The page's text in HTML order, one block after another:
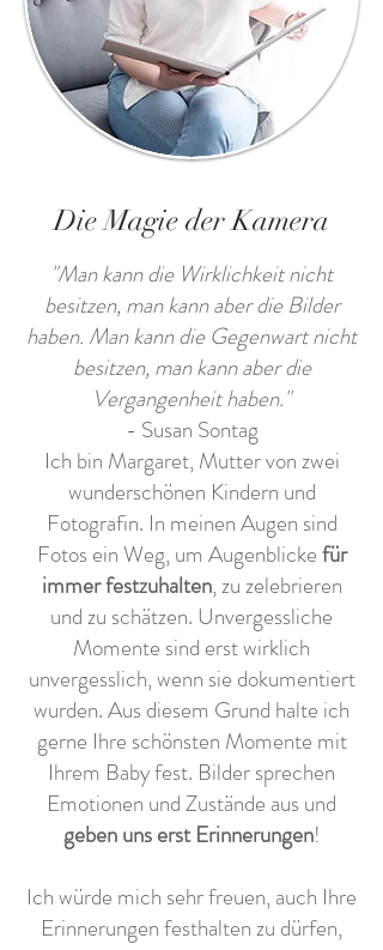
Die Magie der Kamera
"Man kann die Wirklichkeit nicht
besitzen, man kann aber die Bilder
haben. Man kann die Gegenwart nicht
besitzen, man kann aber die
Vergangenheit haben."
- Susan Sontag
Ich bin Margaret, Mutter von zwei
wunderschönen Kindern und
Fotografin. In meinen Augen sind
Fotos ein Weg, um Augenblickefür
immer festzuhalten, zu zelebrieren
und zu schätzen. Unvergessliche
Momente sind erst wirklich
unvergesslich, wenn sie dokumentiert
wurden. Aus diesem Grund halte ich
gerne Ihre schönsten Momente mit
Ihrem Baby fest. Bilder sprechen
Emotionen und Zustände aus und
geben uns erst Erinnerungen!
Ich würde mich sehr freuen, auch Ihre
Erinnerungen festhalten zu dürfen,